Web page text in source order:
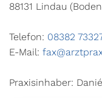
88131 Lindau
Telefon: 08382
E-Mail:
Praxisinhaber: